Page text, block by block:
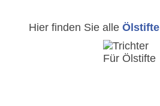
Hier finden Sie alle Ölstifte